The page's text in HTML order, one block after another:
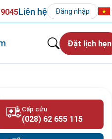
Liên hệ Đăng nhập
Đặt lịch hẹn
Cấp cứu
(028) 62 655 115